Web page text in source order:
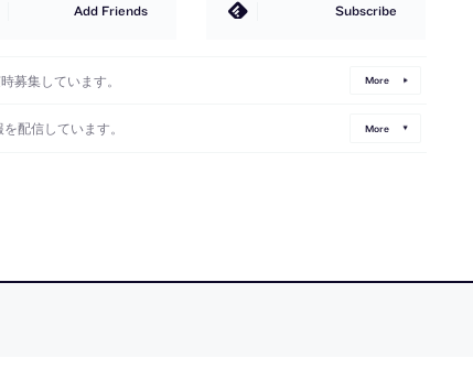
Add Friends Subscribe
募集しています。 More
配信しています。 More